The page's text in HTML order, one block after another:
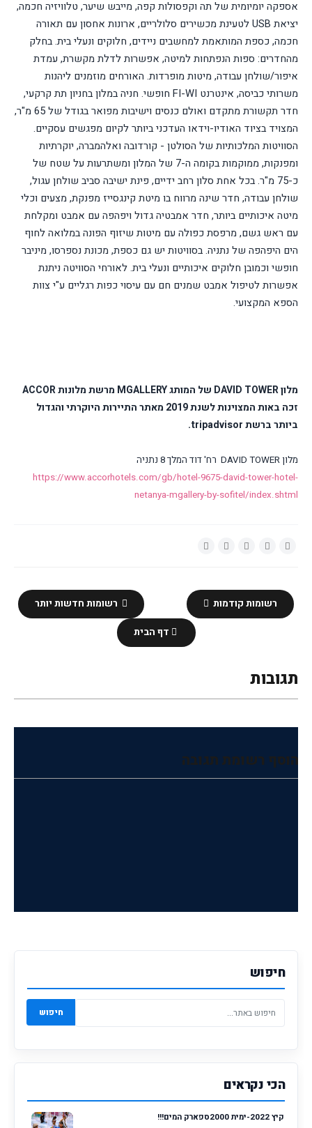
אספקה יומיומית של תה וקפסולות קפה, מייבש שיער, טלוויזיה חכמה,
יציאת USBלטעינת מכשירים סלולריים, ארונות אחסון עם תאורה
חכמה, כספת המותאמת למחשבים ניידים, חלוקים ונעלי בית. בחלק
מהחדרים: ספות הנפתחות למיטה, אפשרות לדלת מקשרת, עמדת
איפור/שולחן עבודה, מיטות מופרדות. האורחים מוזמנים ליהנות
משרותי כביסה, אינטרנט FI-WI חופשי. חניה במלון בחניון תת קרקעי,
חדר תקשורת מתקדם ואולם כנסים וישיבות מפואר בגודל של 65 מ"ר,
המצויד בציוד האודיו-וידאו העדכני ביותר לקיום מפגשים עסקיים.
הסוויטות המלכותיות של הסולטן - קורדובה ואלהמברה, יוקרתיות
ומפנקות, ממוקמות בקומה ה-7 של המלון ומשתרעות על שטח של
כ-75 מ"ר. בכל אחת סלון רחב ידיים, פינת ישיבה סביב שולחן עגול,
שולחן עבודה, חדר שינה מרווח בו מיטת קינגסייז מפנקת, מצעים וכלי
מיטה איכותיים ביותר, חדר אמבטיה גדול ויפהפה עם אמבט ומקלחת
עם ראש גשם, מרפסת כפולה עם מיטות שיזוף הפונה במלואה לחוף
הים היפהפה של נתניה.בסוויטות יש גם כספת, מכונת נספרסו, מיניבר
חופשי וכמובן חלוקים איכותיים ונעלי בית.לאורחי הסוויטה ניתנת
אפשרות לטיפול אמבט שמנים חם עם עיסוי כפות רגליים ע"י צוות
הספא המקצועי.
מלוןDAVID TOWER של המותגMGALLERY מרשת מלונותACCOR
זכה באות המצוינות לשנת 2019 מאתר התיירות היוקרתי והגדול
ביותר ברשתtripadvisor
.
מלון DAVID TOWER רח' דוד המלך 8 נתניה
https://www.accorhotels.com/gb/hotel-9675-david-tower-hotel-
netanya-mgallery-by-sofitel/index.shtml
רשומות חדשות יותר רשומות קודמות
דף הבית
תגובות
הוסף רשומת תגובה
חיפוש
חיפוש
הכי נקראים
קיץ 2022-ימית 2000ספארק המים!!!